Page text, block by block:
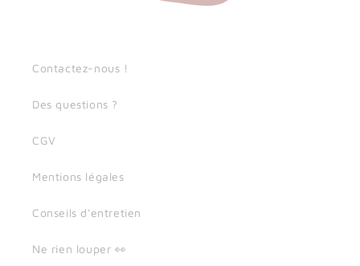
Contactez-nous !
Des questions ?
CGV
Mentions légales
Conseils d'entretien
Ne rien louper 👀